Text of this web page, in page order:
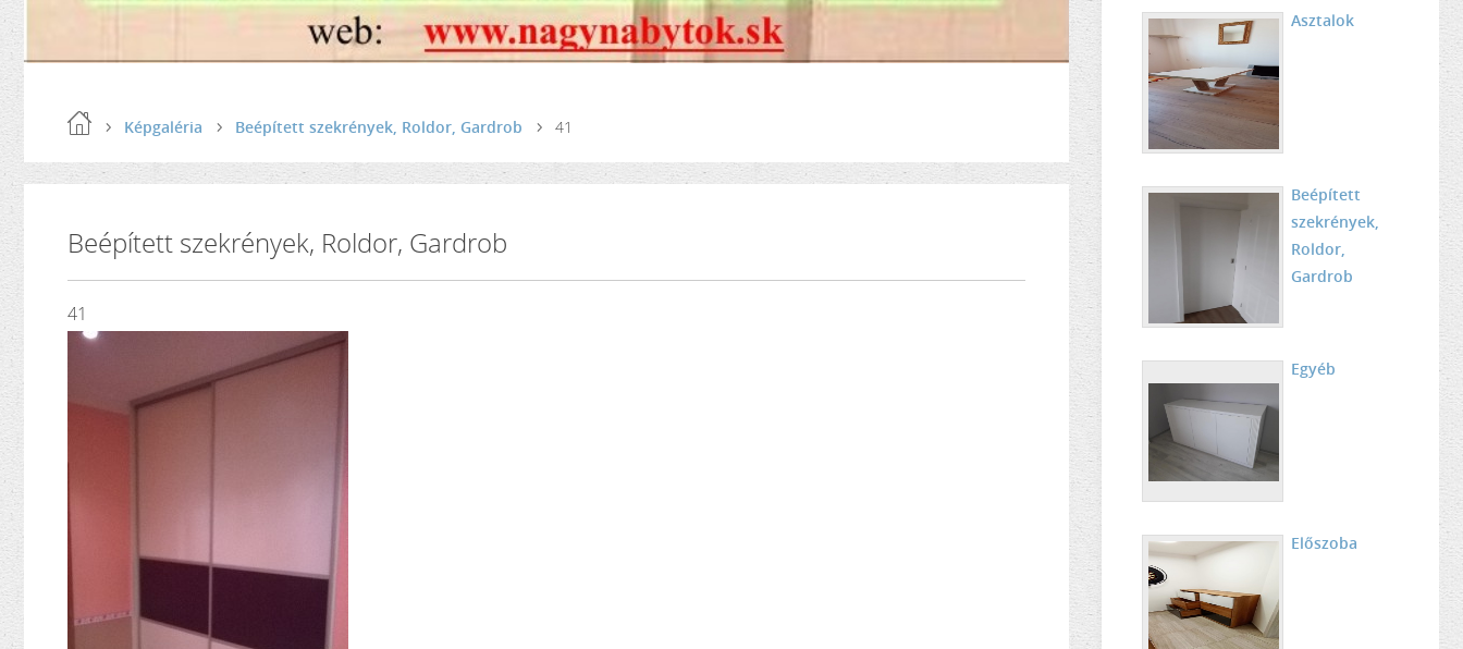
Képgaléria Beépített szekrények, Roldor, Gardrob 41
Beépített szekrények, Roldor, Gardrob
41
Asztalok
Beépített
szekrények,
Roldor,
Gardrob
Egyéb
Előszoba